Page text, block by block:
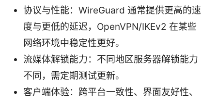
协议与性能：WireGuard 通常提供更高的速
度与更低的延迟，OpenVPN/IKEv2 在某些
网络环境中稳定性更好。
流媒体解锁能力：不同地区服务器解锁能力
不同，需定期测试更新。
客户端体验：跨平台一致性、界面友好性、